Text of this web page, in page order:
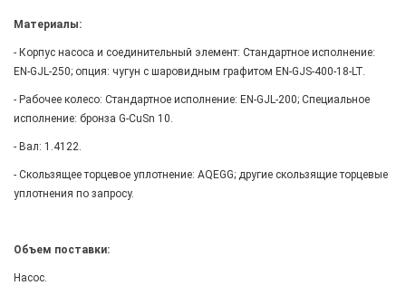
Материалы:
- Корпус насоса и соединительный элемент: Стандартное исполнение:
EN-GJL-250; опция: чугун с шаровидным графитом EN-GJS-400-18-LT.
- Рабочее колесо: Стандартное исполнение: EN-GJL-200; Специальное
исполнение: бронза G-CuSn 10.
- Вал: 1.4122.
- Скользящее торцевое уплотнение: AQEGG; другие скользящие торцевые
уплотнения по запросу.
Объем поставки:
Насос.